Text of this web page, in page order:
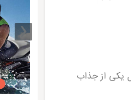
یکی از جذاب
‹